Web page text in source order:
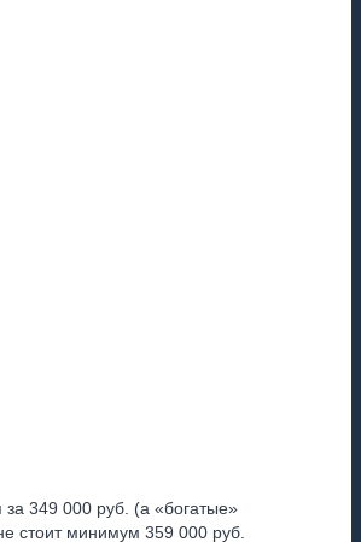
349 000 руб. (а «богатые»
стоит минимум 359 000 руб.